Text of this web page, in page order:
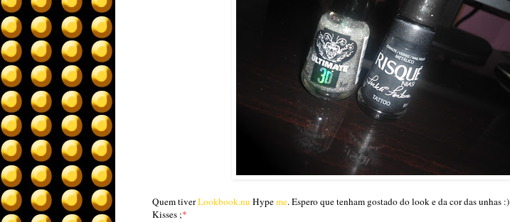
Quem tiverLookbook.nu Hypeme. Espero que tenham gostado do look e da cor das unhas :)
Kisses ;*